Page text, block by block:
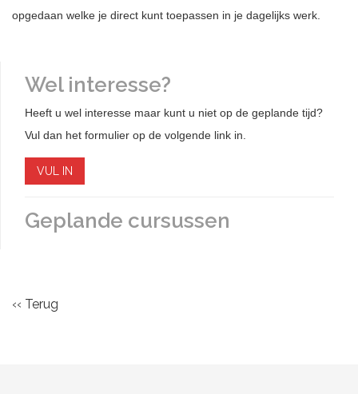
opgedaan welke je direct kunt toepassen in je dagelijks werk.
Wel interesse?
Heeft u wel interesse maar kunt u niet op de geplande tijd?
Vul dan het formulier op de volgende link in.
VUL IN
Geplande cursussen
‹‹ Terug